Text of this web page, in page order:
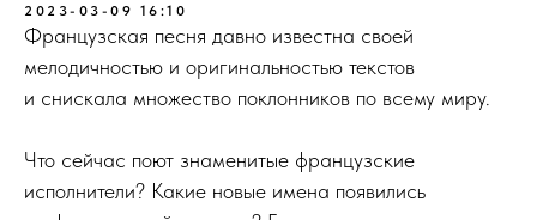
2023-03-09 16:10
Французская песня давно известна своей
мелодичностью и оригинальностью текстов
и снискала множество поклонников по всему миру.
Что сейчас поют знаменитые французские
исполнители? Какие новые имена появились